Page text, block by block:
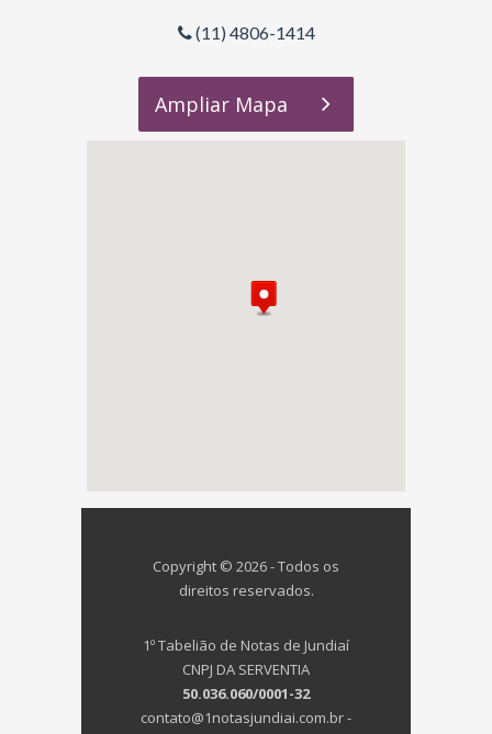
(11) 4806-1414
Ampliar Mapa
Copyright © 2026 - Todos os
direitos reservados.
1º Tabelião de Notas de Jundiaí
CNPJ DA SERVENTIA
50.036.060/0001-32
contato@1notasjundiai.com.br -